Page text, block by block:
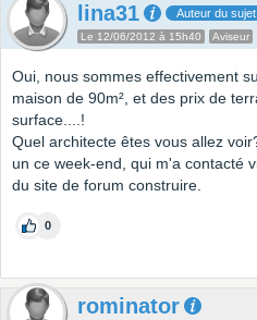
lina31 Auteur du sujet
Le 12/06/2012 à 15h40 Aviseur
Oui, nous sommes effectivement
maison de 90m², et des prix de
surface....!
Quel architecte êtes vous allez
un ce week-end, qui m'a contacté
du site de forum construire.
0
rominator